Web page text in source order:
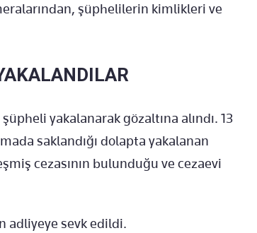
şüphelilerin kimlikleri ve
yakalanarak gözaltına alındı. 13
saklandığı dolapta yakalanan
cezasının bulunduğu ve cezaevi
adliyeye sevk edildi.